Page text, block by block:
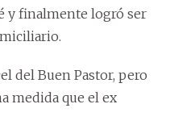
y finalmente logró ser
del Buen Pastor, pero
medida que el ex